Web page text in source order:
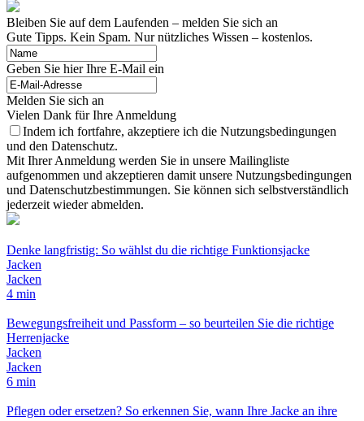
Bleiben Sie auf dem Laufenden – melden Sie sich an
Gute Tipps. Kein Spam. Nur nützliches Wissen – kostenlos.
Geben Sie hier Ihre E-Mail ein
Melden Sie sich an
Vielen Dank für Ihre Anmeldung
Indem ich fortfahre, akzeptiere ich die Nutzungsbedingungen
und den Datenschutz.
Mit Ihrer Anmeldung werden Sie in unsere Mailingliste
aufgenommen und akzeptieren damit unsere Nutzungsbedingungen
und Datenschutzbestimmungen. Sie können sich selbstverständlich
jederzeit wieder abmelden.
Denke langfristig: So wählst du die richtige Funktionsjacke
Jacken
Jacken
4 min
Bewegungsfreiheit und Passform – so beurteilen Sie die richtige
Herrenjacke
Jacken
Jacken
6 min
Pflegen oder ersetzen? So erkennen Sie, wann Ihre Jacke an ihre